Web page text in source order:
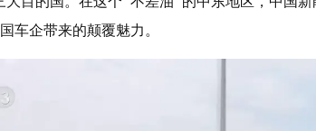
车企带来的颠覆魅力。